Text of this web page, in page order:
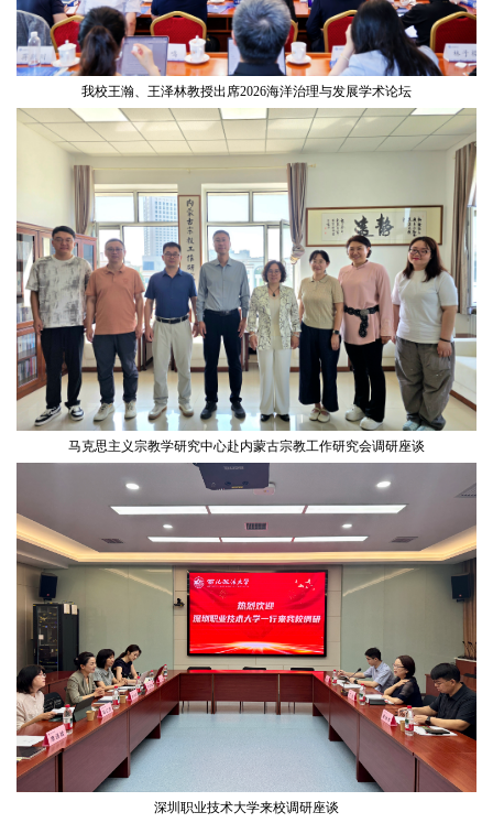
我校王瀚、王泽林教授出席2026海洋治理与发展学术论坛
马克思主义宗教学研究中心赴内蒙古宗教工作研究会调研座谈
深圳职业技术大学来校调研座谈